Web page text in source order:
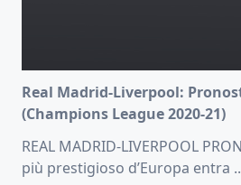
Real Madrid-Liverpool:
(Champions League 2020-21)
REAL MADRID-LIVERPOOL
più prestigioso d’Europa entra